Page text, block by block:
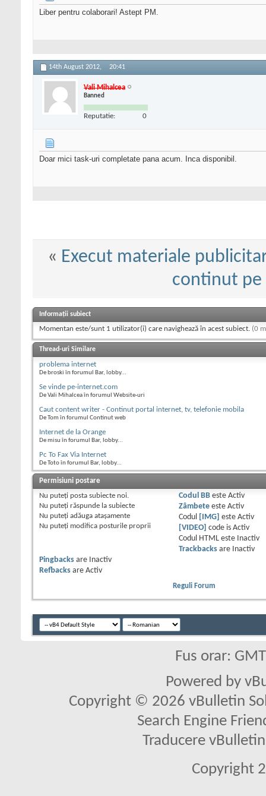
Liber pentru colaborari! Astept PM.
14th August 2012, 20:41
Vali Mihalcea
Banned
Reputatie: 0
Doar mici task-uri completate pana acum. Inca disponibil.
« Execut materiale
continut pe
Informații subiect
Momentan este/sunt 1 utilizator(i) care navighează în acest subiect. (0
Thread-uri Similare
problema internet
De broski în forumul Bar, lobby...
Se vinde pe-internet.com
De Vali Mihalcea în forumul Website-uri
Caut content writer - Continut portal internet, tv, telefonie mobila
De Tom în forumul Continut web
Internet de la Orange
De misu în forumul Bar, lobby...
Pc To Fax Via Internet
De Toto în forumul Bar, lobby...
Permisiuni postare
Nu puteţi posta subiecte noi.
Nu puteţi răspunde la subiecte
Nu puteţi adăuga ataşamente
Nu puteţi modifica posturile proprii
Codul BBeste Activ
Zâmbeteeste Activ
Codul
[IMG] este Activ
[VIDEO] code is Activ
Codul HTML este
Inactiv
Trackbacksare
Inactiv
Pingbacks are
Inactiv
Refbacks are Activ
Reguli Forum
Fus orar:
Powered by
Copyright © 2026 vBulletin
Search Engine
Traducere
Copyright